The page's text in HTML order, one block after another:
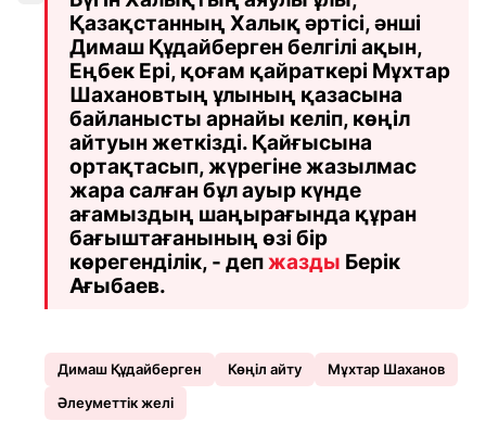
Қазақстанның Халық әртісі, әнші
Димаш Құдайберген белгілі ақын,
Еңбек Ері, қоғам қайраткері Мұхтар
Шахановтың ұлының қазасына
байланысты арнайы келіп, көңіл
айтуын жеткізді. Қайғысына
ортақтасып, жүрегіне жазылмас
жара салған бұл ауыр күнде
ағамыздың шаңырағында құран
бағыштағанының өзі бір
көрегенділік, - депжазды Берік
Ағыбаев.
Димаш Құдайберген Көңіл айту
Мұхтар Шаханов
Әлеуметтік желі